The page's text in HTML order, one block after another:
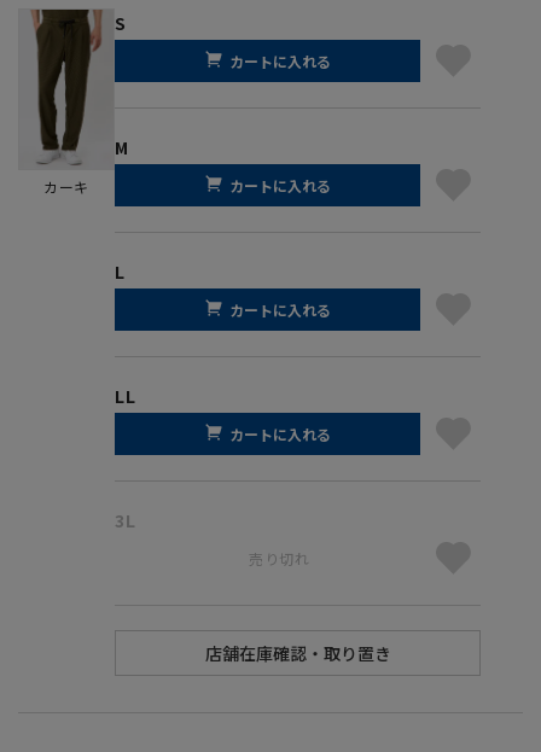
カーキ
S
カートに入れる
M
カートに入れる
L
カートに入れる
LL
カートに入れる
3L
売り切れ